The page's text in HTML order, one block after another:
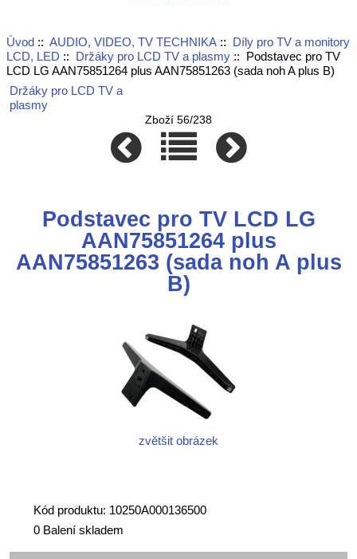
Úvod:: AUDIO, VIDEO, TV TECHNIKA:: Díly pro TV a monitory
LCD, LED :: Držáky pro LCD TV a plasmy:: Podstavec pro TV
LCD LG AAN75851264 plus AAN75851263 (sada noh A plus B)
Držáky pro LCD TV a
plasmy
Zboží 56/238
Podstavec pro TV LCD LG
AAN75851264 plus
AAN75851263 (sada noh A plus
B)
zvětšit obrázek
Kód produktu: 10250A000136500
0 Balení skladem